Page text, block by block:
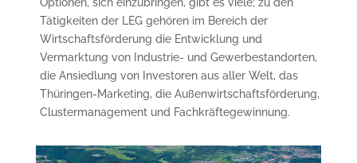
Tätigkeiten der LEG gehören im Bereich der
Wirtschaftsförderung die Entwicklung und
Vermarktung von Industrie- und Gewerbestandorten,
die Ansiedlung von Investoren aus aller Welt, das
Thüringen-Marketing, die Außenwirtschaftsförderung,
Clustermanagement und Fachkräftegewinnung.